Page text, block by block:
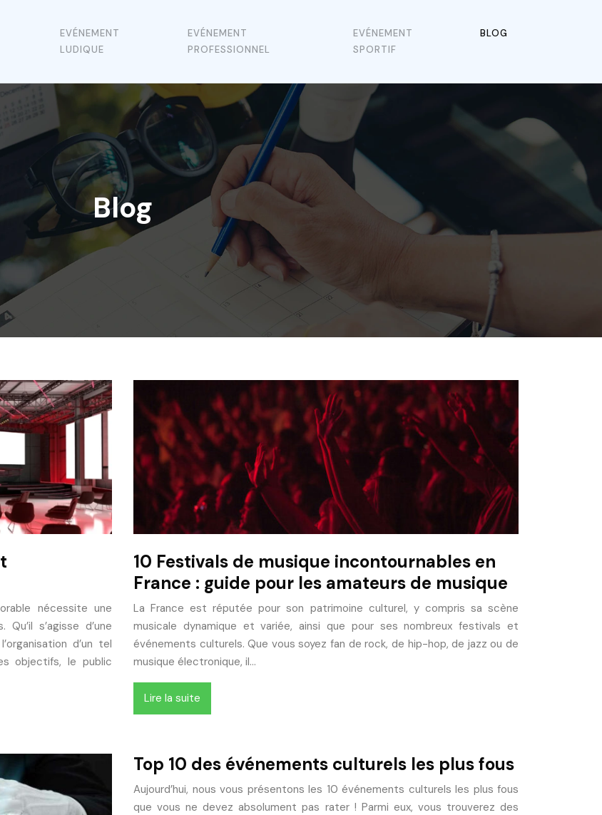
EVÉNEMENT
LUDIQUE
EVÉNEMENT
PROFESSIONNEL
EVÉNEMENT
SPORTIF
BLOG
Blog
nécessite une
s’agisse d’une
d’un tel
objectifs, le public
10 Festivals de musique incontournables en
France : guide pour les amateurs de musique
La France est réputée pour son patrimoine culturel, y compris sa scène
musicale dynamique et variée, ainsi que pour ses nombreux festivals et
événements culturels. Que vous soyez fan de rock, de hip-hop, de jazz ou de
musique électronique, il…
Lire la suite
Top 10 des événements culturels les plus fous
Aujourd’hui, nous vous présentons les 10 événements culturels les plus fous
que vous ne devez absolument pas rater ! Parmi eux, vous trouverez des